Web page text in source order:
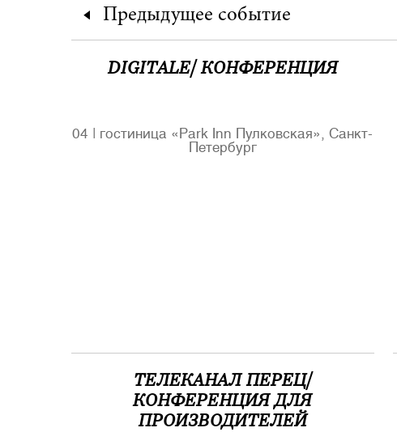
Предыдущее событие
DIGITALE/ КОНФЕРЕНЦИЯ
04
гостиница «Park Inn Пулковская», Санкт-
Петербург
ТЕЛЕКАНАЛ ПЕРЕЦ/
КОНФЕРЕНЦИЯ ДЛЯ
ПРОИЗВОДИТЕЛЕЙ